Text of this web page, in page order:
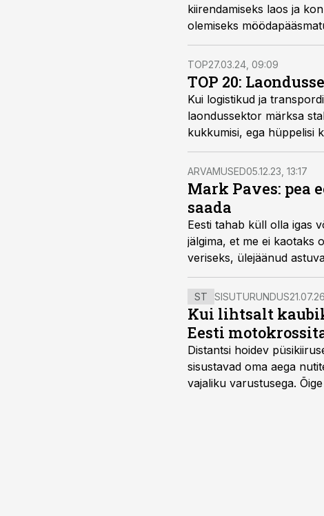
kiirendamiseks laos ja
olemiseks
TOP27.03.24, 09:09
TOP 20:
Kui logistikud ja
laondussektor märksa
kukkumisi, ega hüppelisi
ARVAMUSED05.12.23, 13:17
Mark Paves: pea
saada
Eesti tahab küll olla igas
jälgima, et me ei kaotaks
veriseks, ülejäänud
Paves.
ST SISUTURUNDUS
Kui lihtsalt
Eesti
Distantsi hoidev
sisustavad oma aega
vajaliku varustusega.